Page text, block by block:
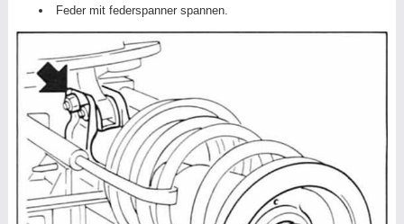
Feder mit federspanner spannen.